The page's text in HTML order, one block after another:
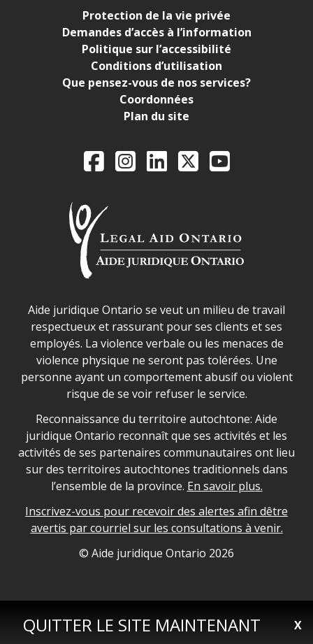
QUITTER LE SITE MAINTENANT X
Protection de la vie privée
Demandes d’accès à l’information
Politique sur l’accessibilité
Conditions d’utilisation
Que pensez-vous de nos services?
Coordonnées
Plan du site
Legal Aid Ontario
FacebookInstagram
LinkedIn
X YouTube
Déclaration sur la sécurité dans les locaux d'AJO.
Aide juridique Ontario se veut un milieu de travail
respectueux et rassurant pour ses clients et ses
employés. La violence verbale ou les menaces de
violence physique ne seront pas tolérées. Une
personne ayant un comportement abusif ou violent
risque de se voir refuser le service.
Legal Aid Ontario land acknowledgement
Reconnaissance du territoire autochtone: Aide
juridique Ontario reconnaît que ses activités et les
activités de ses partenaires communautaires ont lieu
sur des territoires autochtones traditionnels dans
l’ensemble de la province. En savoir plus.
Inscrivez-vous pour recevoir des alertes afin dêtre
avertis par courriel sur les consultations à venir.
Legal Aid Ontario copyright information
© Aide juridique Ontario 2026